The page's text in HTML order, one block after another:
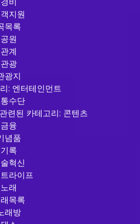
지원
목록
공원
관계
관광
광지
: 엔터테인먼트
수단
련된 카테고리: 콘텐츠
금융
념품
기록
혁신
라이프
노래
목록
래방